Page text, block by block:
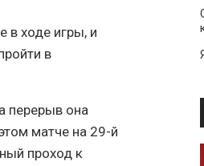
в ходе игры, и
в
перерыв она
матче на 29-й
проход к